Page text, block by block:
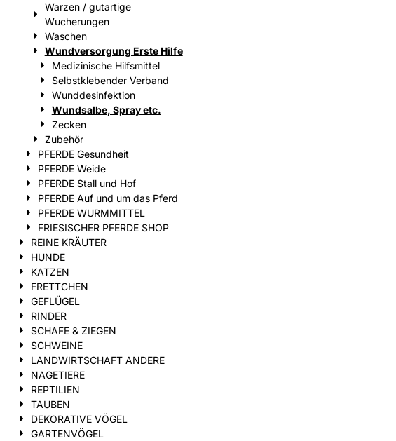
Warzen / gutartige
Wucherungen
Waschen
Wundversorgung Erste Hilfe
Medizinische Hilfsmittel
Selbstklebender Verband
Wunddesinfektion
Wundsalbe, Spray etc.
Zecken
Zubehör
PFERDE Gesundheit
PFERDE Weide
PFERDE Stall und Hof
PFERDE Auf und um das Pferd
PFERDE WURMMITTEL
FRIESISCHER PFERDE SHOP
REINE KRÄUTER
HUNDE
KATZEN
FRETTCHEN
GEFLÜGEL
RINDER
SCHAFE & ZIEGEN
SCHWEINE
LANDWIRTSCHAFT ANDERE
NAGETIERE
REPTILIEN
TAUBEN
DEKORATIVE VÖGEL
GARTENVÖGEL